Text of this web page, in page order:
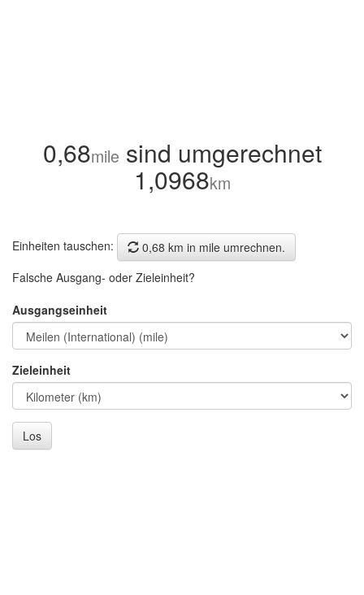
0,68mile sind umgerechnet
1,0968km
Einheiten tauschen:
0,68 km in mile umrechnen.
Falsche Ausgang- oder Zieleinheit?
Ausgangseinheit
Zieleinheit
Los